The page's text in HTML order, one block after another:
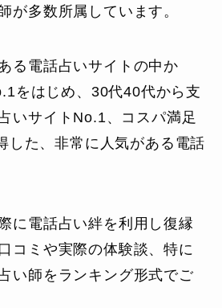
が多数所属しています。
る電話占いサイトの中か
をはじめ、30代40代から支
いサイトNo.1、コスパ満足
した、非常に人気がある電話
に電話占い絆を利用し復縁
コミや実際の体験談、特に
い師をランキング形式でご